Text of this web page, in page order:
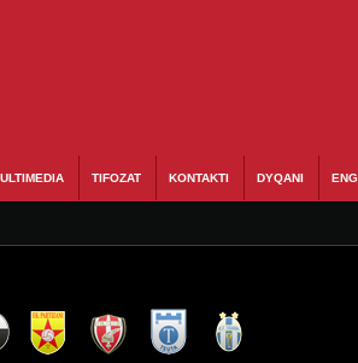
TIFOZAT KONTAKTI DYQANI